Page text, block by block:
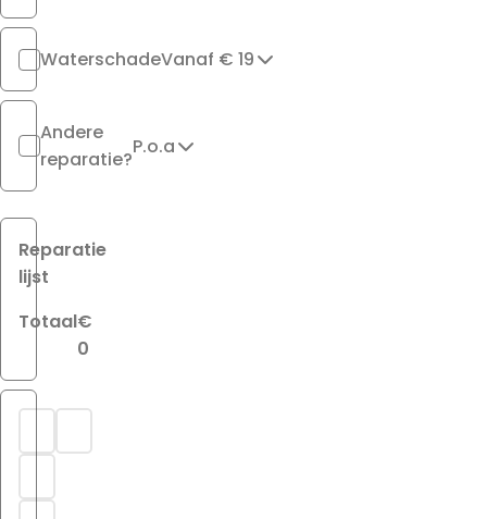
WaterschadeVanaf € 19
Andere
reparatie?
P.o.a
Reparatie
lijst
Totaal€
0